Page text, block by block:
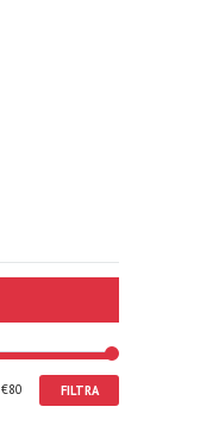
FILTRA
€80